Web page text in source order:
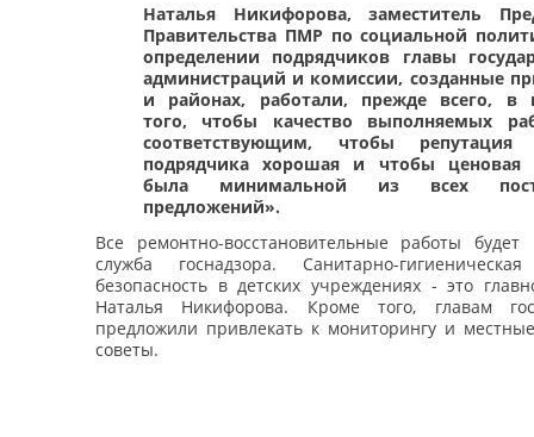
Наталья Никифорова, заместитель
Правительства ПМР по социальной
определении подрядчиков главы
администраций и комиссии, созданные
и районах, работали, прежде всего, в
того, чтобы качество выполняемых
соответствующим, чтобы
подрядчика хорошая и чтобы ценовая
была минимальной из всех
предложений».
Все ремонтно-восстановительные работы будет
служба госнадзора. Санитарно-
безопасность в детских учреждениях - это
Наталья Никифорова. Кроме того, главам
предложили привлекать к мониторингу и
советы.